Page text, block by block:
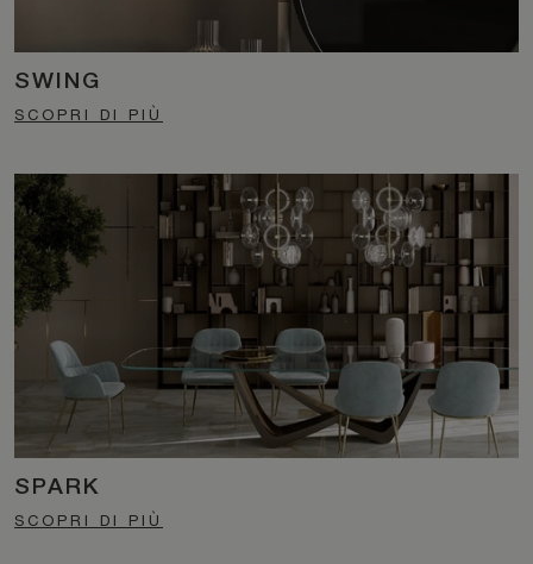
SWING
SCOPRI DI PIÙ
SPARK
SCOPRI DI PIÙ